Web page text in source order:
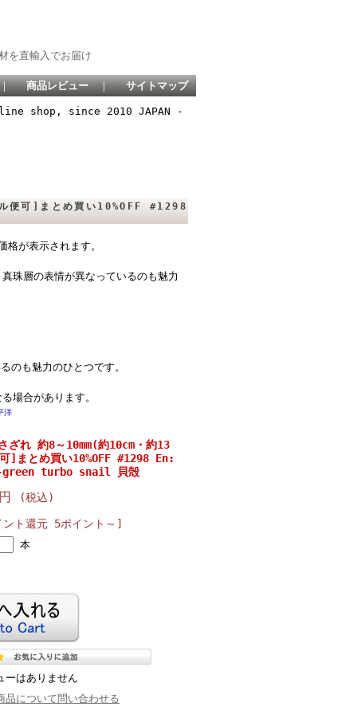
を直輸入でお届け
商品レビュー ｜ サイトマップ
shop, since 2010 JAPAN -
便可]まとめ買い10%OFF #1298
が表示されます。
珠層の表情が異なっているのも魅力
のも魅力のひとつです。
場合があります。
洋
ざれ 約8～10mm(約10cm・約13
]まとめ買い10%OFF #1298 En:
turbo snail 貝殻
(税込)
ント還元 5ポイント～]
本
ーはありません
品について問い合わせる